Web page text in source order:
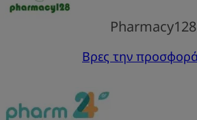
Pharmacy128
Βρες την